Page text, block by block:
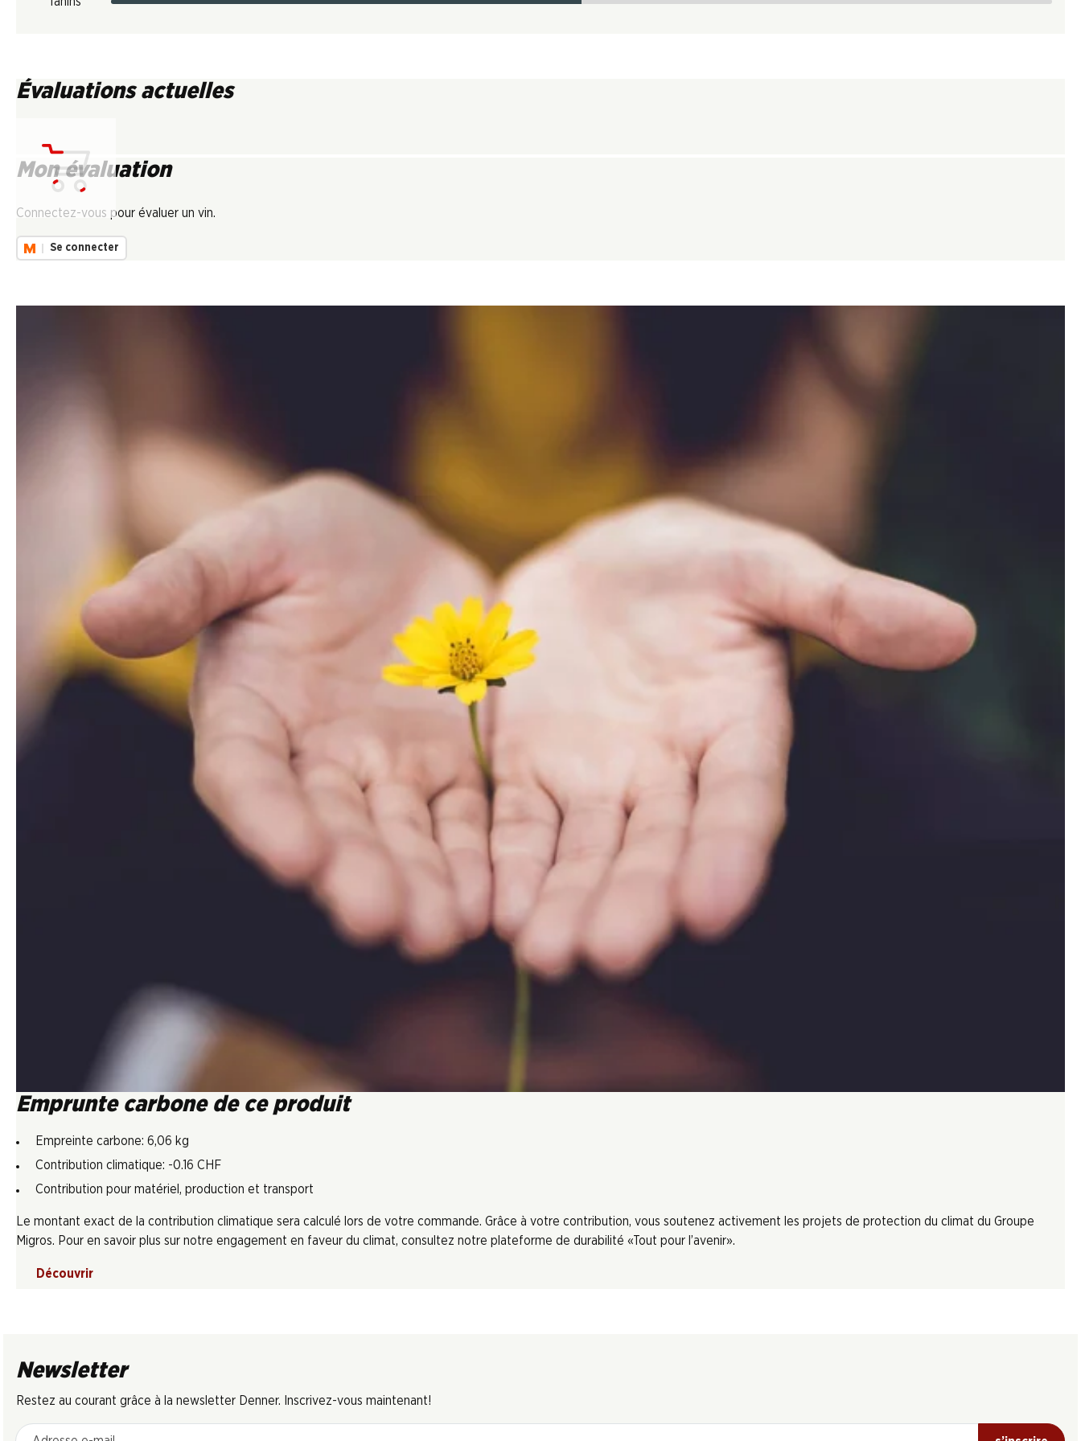
Évaluations actuelles
Mon évaluation
Connectez-vous pour évaluer un vin.
Se connecter
Emprunte carbone de ce produit
Empreinte carbone: 6,06 kg
Contribution climatique: -0.16 CHF
Contribution pour matériel, production et transport
Le montant exact de la contribution climatique sera calculé lors de votre commande. Grâce à votre contribution, vous soutenez activement les projets de protection du climat du Groupe
Migros. Pour en savoir plus sur notre engagement en faveur du climat, consultez notre plateforme de durabilité «Tout pour l’avenir».
Découvrir
Newsletter
Restez au courant grâce à la newsletter Denner. Inscrivez-vous maintenant!
Adresse e-mail